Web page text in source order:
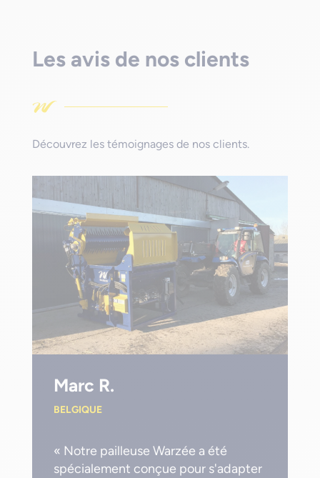
Les avis de nos clients
Découvrez les témoignages de nos clients.
Marc R.
BELGIQUE
« Notre pailleuse Warzée a été
spécialement conçue pour s'adapter